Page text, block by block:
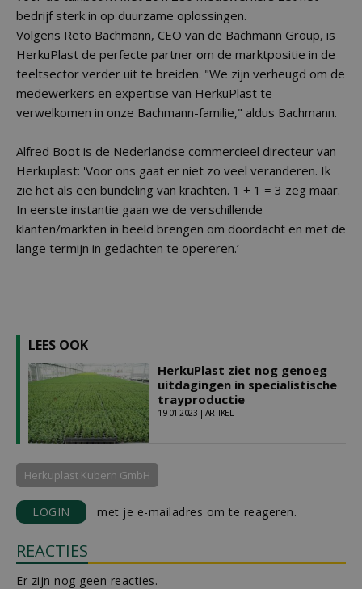
bedrijf sterk in op duurzame oplossingen.
Volgens Reto Bachmann, CEO van de Bachmann Group, is
HerkuPlast de perfecte partner om de marktpositie in de
teeltsector verder uit te breiden. "We zijn verheugd om de
medewerkers en expertise van HerkuPlast te
verwelkomen in onze Bachmann-familie," aldus Bachmann.
Alfred Boot is de Nederlandse commercieel directeur van
Herkuplast: 'Voor ons gaat er niet zo veel veranderen. Ik
zie het als een bundeling van krachten. 1 + 1 = 3 zeg maar.
In eerste instantie gaan we de verschillende
klanten/markten in beeld brengen om doordacht en met de
lange termijn in gedachten te opereren.’
LEES OOK
HerkuPlast ziet nog genoeg
uitdagingen in specialistische
trayproductie
19-01-2023 | ARTIKEL
Herkuplast Kubern GmbH
LOGIN met je e-mailadres om te reageren.
REACTIES
Er zijn nog geen reacties.